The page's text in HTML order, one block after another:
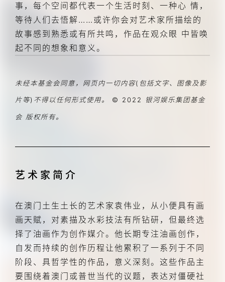
事，每个空间都代表一个生活时刻、一种心 情，
等待人们去悟解……或许你会对艺术家所描绘的
故事感到熟悉或有所共鸣，作品在观众眼 中皆唤
起不同的想象和意义。
未经本基金会同意，网页内一切内容(包括文字、图像及影
片等)不得以任何形式使用。 © 2022 银河娱乐集团基金
会 版权所有。
艺术家简介
在澳门土生土长的艺术家袁伟业，从小便具有画
画天赋，对素描及水彩技法有所钻研，但最终选
择了油画作为创作媒介。他长期专注油画创作，
自发而持续的创作历程让他累积了一系列于不同
阶段、具哲学性的作品，意义深刻。这些作品主
要围绕着澳门或普世当代的议题，表达对僵硬社